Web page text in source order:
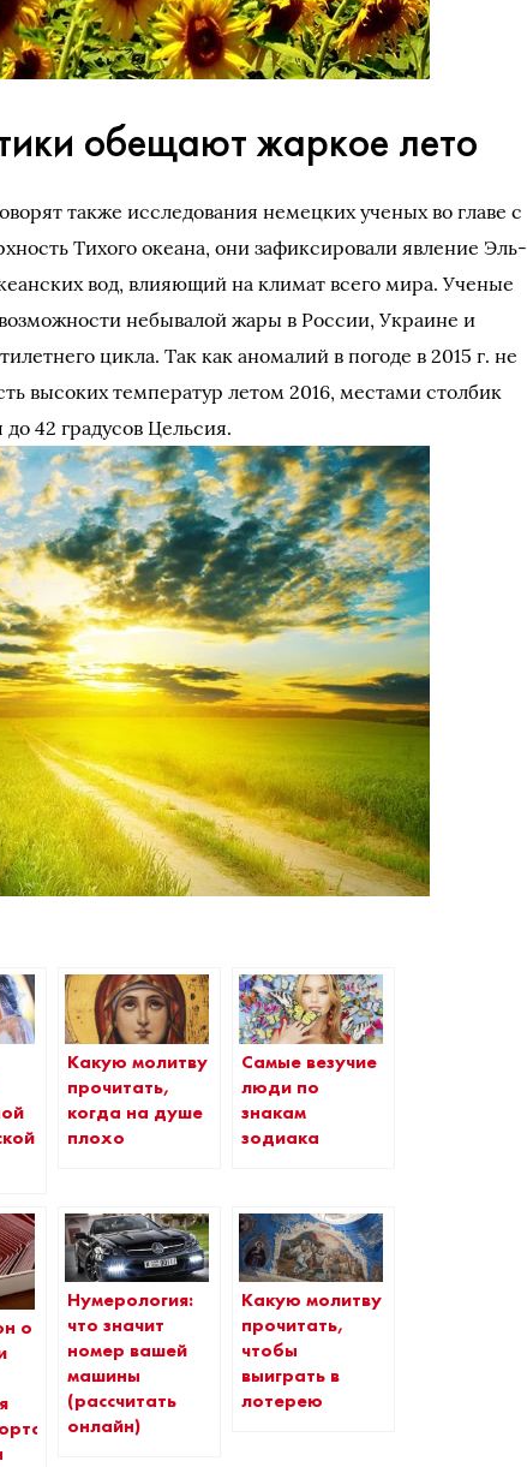
обещают жаркое лето
также исследования немецких ученых во главе с
Тихого океана, они зафиксировали явление Эль-
вод, влияющий на климат всего мира. Ученые
небывалой жары в России, Украине и
цикла. Так как аномалий в погоде в 2015 г. не
высоких температур летом 2016, местами столбик
42 градусов Цельсия.
Какую молитву
прочитать,
когда на душе
плохо
Самые везучие
люди по
знакам
зодиака
о
Нумерология:
что значит
номер вашей
машины
(рассчитать
онлайн)
Какую молитву
прочитать,
чтобы
выиграть в
лотерею